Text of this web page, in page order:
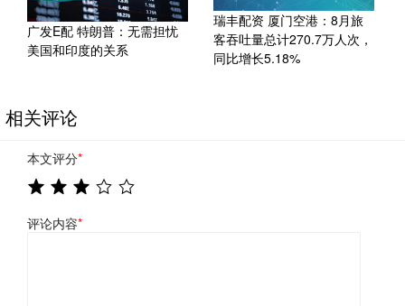
广发E配 特朗普：无需担忧
美国和印度的关系
瑞丰配资 厦门空港：8月旅
客吞吐量总计270.7万人次，
同比增长5.18%
相关评论
本文评分*
评论内容*